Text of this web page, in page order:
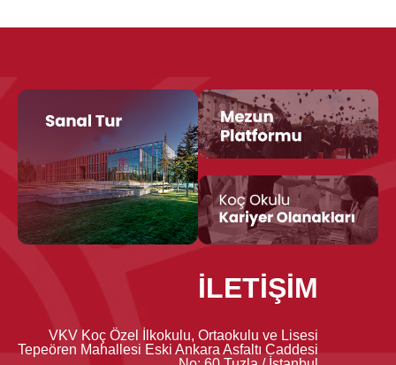
İLETİŞİM
VKV Koç Özel İlkokulu, Ortaokulu ve Lisesi
Tepeören Mahallesi Eski Ankara Asfaltı Caddesi